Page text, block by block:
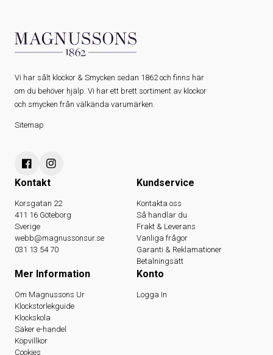
Vi har sålt klockor & Smycken sedan 1862 och finns här
om du behöver hjälp. Vi har ett brett sortiment av klockor
och smycken från välkända varumärken.
Sitemap
Kontakt
Korsgatan 22
411 16 Göteborg
Sverige
webb@magnussonsur.se
031 13 54 70
Kundservice
Kontakta oss
Så handlar du
Frakt & Leverans
Vanliga frågor
Garanti & Reklamationer
Betalningsätt
Mer Information
Om Magnussons Ur
Klockstorlekguide
Klockskola
Säker e-handel
Köpvillkor
Cookies
Konto
Logga In